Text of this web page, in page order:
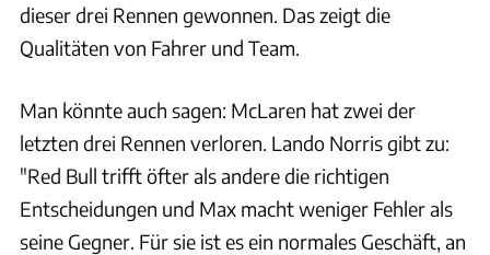
dieser drei Rennen gewonnen. Das zeigt die
Qualitäten von Fahrer und Team.
Man könnte auch sagen: McLaren hat zwei der
letzten drei Rennen verloren. Lando Norris gibt zu:
"Red Bull trifft öfter als andere die richtigen
Entscheidungen und Max macht weniger Fehler als
seine Gegner. Für sie ist es ein normales Geschäft, an